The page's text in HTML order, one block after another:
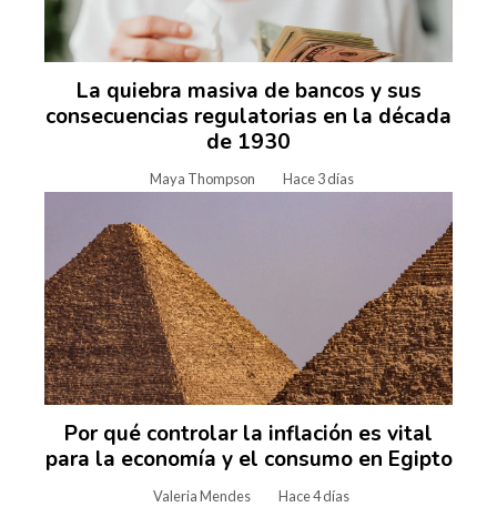
La quiebra masiva de bancos y sus
consecuencias regulatorias en la década
de 1930
Maya Thompson Hace 3 días
Por qué controlar la inflación es vital
para la economía y el consumo en Egipto
Valeria Mendes Hace 4 días